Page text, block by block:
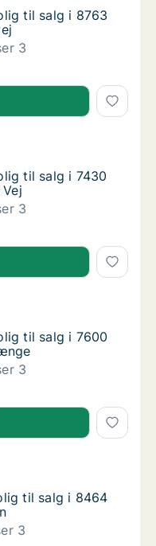
til salg i 8763 Rask
til salg i 8763
3
til salg i 8763 Rask
til salg i 7430 Ikast,
i 7430 Ikast, Karen
til salg i 7430 Ikast,
til salg i 7430
3
til salg i 7430 Ikast,
til salg i 7600
i 7600 Struer,
til salg i 7600
til salg i 7600
3
til salg i 7600
til salg i 8464
i 8464 Galten,
til salg i 8464
til salg i 8464
3